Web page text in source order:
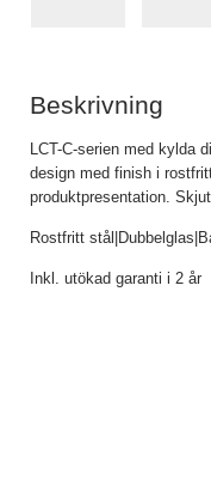
Beskrivning
LCT-C-serien med kylda
design med finish i
produktpresentation.
Rostfritt
Inkl. utökad garanti i 2 år